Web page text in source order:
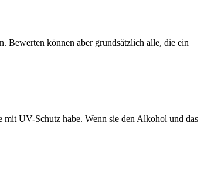
Bewerten können aber grundsätzlich alle, die ein
mit UV-Schutz habe. Wenn sie den Alkohol und das